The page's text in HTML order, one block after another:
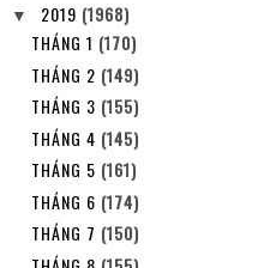
▼ 2019 (1968)
THÁNG 1 (170)
THÁNG 2 (149)
THÁNG 3 (155)
THÁNG 4 (145)
THÁNG 5 (161)
THÁNG 6 (174)
THÁNG 7 (150)